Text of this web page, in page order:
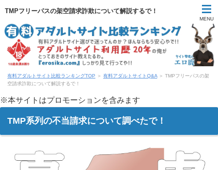
TMPフリーパスの架空請求詐欺について解説するで！
MENU
有料アダルトサイト比較ランキングTOP ＞ 有料アダルトサイトQ&A ＞ TMPフリーパスの架
空請求詐欺について解説するで！
※本サイトはプロモーションを含みます
TMP系列の不当請求について調べたで！